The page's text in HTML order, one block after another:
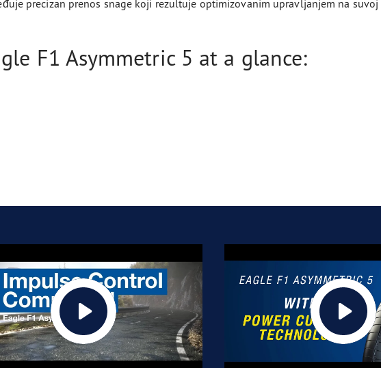
precizan prenos snage koji rezultuje optimizovanim upravljanjem na
F1 Asymmetric 5 at a glance: